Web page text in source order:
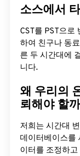
소스에서
CST를 PST으로
하여 친구나 동
른 두 시간대에
니다.
왜 우리의
뢰해야 할
저희는 시간대
데이터베이스를
이터를 조정하